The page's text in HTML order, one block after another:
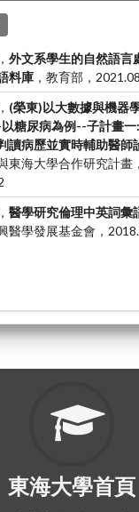
外文系學生的自然語言
料庫 ，教育部，
(榮東)以大數據與機器
糖尿病為例--子計畫一
讀病歷並實時輔助醫師
東海大學合作研究計畫
醫學研究倫理中英詞彙
醫學發展基金會，
東海大學首頁